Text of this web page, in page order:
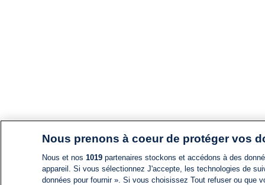
Nous prenons à coeur de protéger vos
Nous et nos 1019partenaires stockons et accédons à des
appareil. Si vous sélectionnez J'accepte, les technologies de
données pour fournir ». Si vous choisissez Tout refuser ou